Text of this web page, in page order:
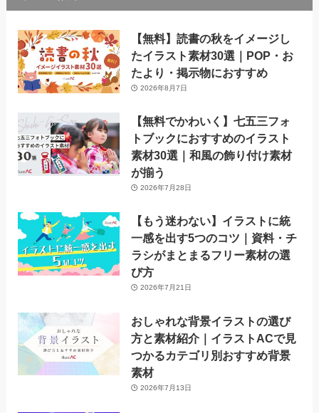
【無料】読書の秋をイメージし
たイラスト素材30選｜POP・お
たより・掲示物におすすめ
2026年8月7日
【無料でかわいく】七五三フォ
トブックにおすすめのイラスト
素材30選｜和風の飾り付け素材
が揃う
2026年7月28日
【もう迷わない】イラストに統
一感を出す5つのコツ｜資料・チ
ラシがまとまるフリー素材の選
び方
2026年7月21日
おしゃれな背景イラストの選び
方と素材紹介｜イラストACで見
つかるカテゴリ別おすすめ背景
素材
2026年7月13日